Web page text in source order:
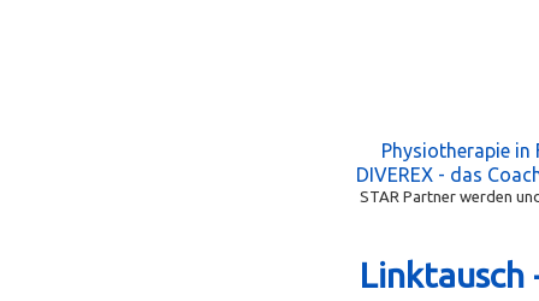
Physiotherapie in
DIVEREX - das
STAR Partner werden
Linktausch